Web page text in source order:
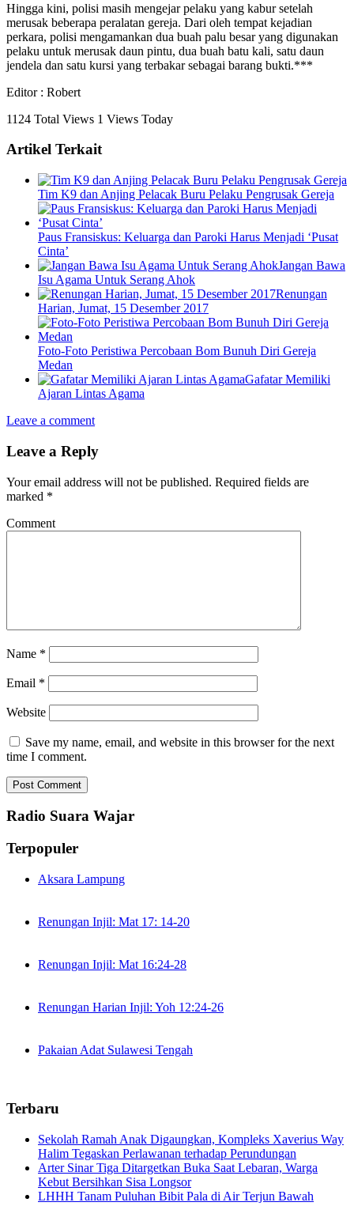
Hingga kini, polisi masih mengejar pelaku yang kabur setelah
merusak beberapa peralatan gereja. Dari oleh tempat kejadian
perkara, polisi mengamankan dua buah palu besar yang digunakan
pelaku untuk merusak daun pintu, dua buah batu kali, satu daun
jendela dan satu kursi yang terbakar sebagai barang bukti.***
Editor : Robert
1124 Total Views 1 Views Today
Artikel Terkait
Tim K9 dan Anjing Pelacak Buru Pelaku Pengrusak Gereja
Paus Fransiskus: Keluarga dan Paroki Harus Menjadi ‘Pusat
Cinta’
Jangan Bawa
Isu Agama Untuk Serang Ahok
Renungan
Harian, Jumat, 15 Desember 2017
Foto-Foto Peristiwa Percobaan Bom Bunuh Diri Gereja
Medan
Gafatar Memiliki
Ajaran Lintas Agama
Leave a comment
Leave a Reply
Your email address will not be published. Required fields are
marked *
Comment
Name *
Email *
Website
Save my name, email, and website in this browser for the next
time I comment.
Radio Suara Wajar
Terpopuler
Aksara Lampung
Renungan Injil: Mat 17: 14-20
Renungan Injil: Mat 16:24-28
Renungan Harian Injil: Yoh 12:24-26
Pakaian Adat Sulawesi Tengah
Terbaru
Sekolah Ramah Anak Digaungkan, Kompleks Xaverius Way
Halim Tegaskan Perlawanan terhadap Perundungan
Arter Sinar Tiga Ditargetkan Buka Saat Lebaran, Warga
Kebut Bersihkan Sisa Longsor
LHHH Tanam Puluhan Bibit Pala di Air Terjun Bawah